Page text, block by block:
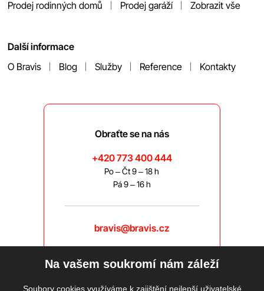
Prodej rodinných domů
Prodej garáží Zobrazit vše
Další informace
O Bravis
Blog Služby Reference Kontakty
Obraťte se na nás
+420 773 400 444
Po – Čt 9 – 18 h
Pá 9 – 16 h
bravis@bravis.cz
Na vašem soukromí nám záleží
Soubory cookies využíváme k zajištění nejlepší uživatelské